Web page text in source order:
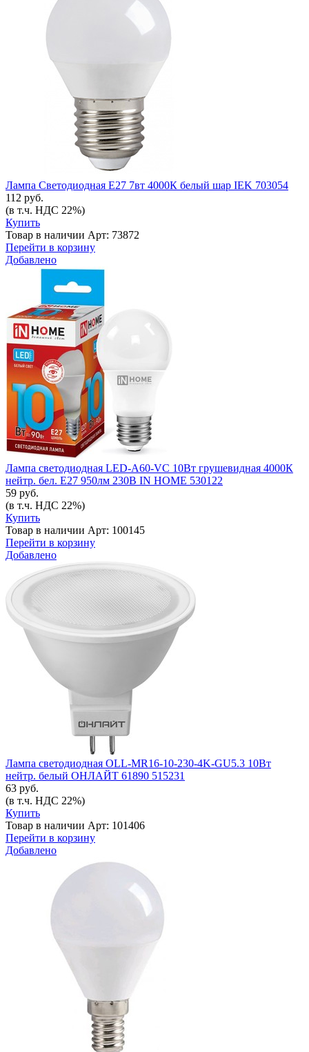
Лампа Светодиодная Е27 7вт 4000К белый шар IEK 703054
112 руб.
(в т.ч. НДС 22%)
Купить
Товар в наличии Арт: 73872
Перейти в корзину
Добавлено
Лампа светодиодная LED-A60-VC 10Вт грушевидная 4000К
нейтр. бел. E27 950лм 230В IN HOME 530122
59 руб.
(в т.ч. НДС 22%)
Купить
Товар в наличии Арт: 100145
Перейти в корзину
Добавлено
Лампа светодиодная OLL-MR16-10-230-4K-GU5.3 10Вт
нейтр. белый ОНЛАЙТ 61890 515231
63 руб.
(в т.ч. НДС 22%)
Купить
Товар в наличии Арт: 101406
Перейти в корзину
Добавлено